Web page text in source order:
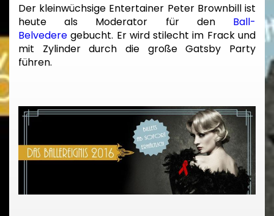
Der kleinwüchsige Entertainer Peter Brownbill ist
heute als Moderator für den Ball-
Belvedere gebucht. Er wird stilecht im Frack und
mit Zylinder durch die große Gatsby Party
führen.